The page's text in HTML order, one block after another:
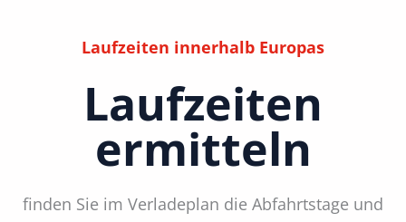
Laufzeiten innerhalb Europas
Laufzeiten
ermitteln
finden Sie im Verladeplan die Abfahrtstage und